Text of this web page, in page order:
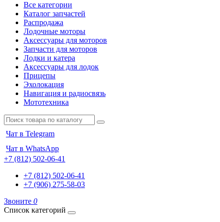
Все категории
Каталог запчастей
Распродажа
Лодочные моторы
Аксессуары для моторов
Запчасти для моторов
Лодки и катера
Аксессуары для лодок
Прицепы
Эхолокация
Навигация и радиосвязь
Мототехника
Чат в Telegram
Чат в WhatsApp
+7 (812) 502-06-41
+7 (812) 502-06-41
+7 (906) 275-58-03
Звоните 0
Список категорий